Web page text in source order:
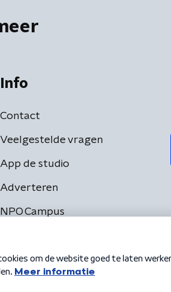
Info
Contact
Veelgestelde vragen
App de studio
Adverteren
NPO Campus